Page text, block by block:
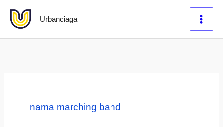
Lewati
konten
Urbanciaga
nama marching band